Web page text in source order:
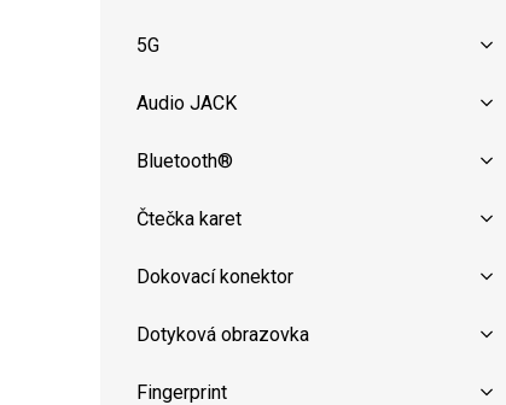
5G
Audio JACK
Bluetooth®
Čtečka karet
Dokovací konektor
Dotyková obrazovka
Fingerprint